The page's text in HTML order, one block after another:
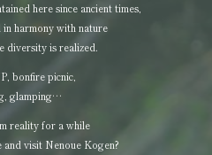
here since ancient times,
harmony with nature
diversity is realized.
bonfire picnic,
glamping…
reality for a while
and visit Nenoue Kogen?